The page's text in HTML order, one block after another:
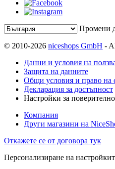
Промени
© 2010-2026 niceshops GmbH -
Данни и условия на
Защита на данните
Общи условия и право на
Декларация за достъпност
Настройки за
Компания
Други магазини на
Откажете се от договора тук
Персонализиране на